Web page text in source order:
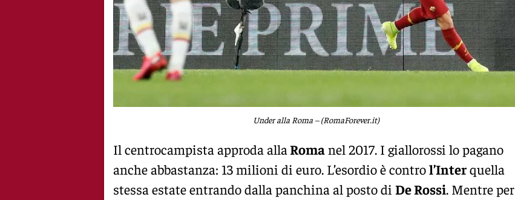
Under alla Roma – (RomaForever.it)
Il centrocampista approda allaRomanel 2017. I giallorossi lo pagano
anche abbastanza: 13 milioni di euro. L’esordio è control’Interquella
stessa estate entrando dalla panchina al posto di De Rossi. Mentre per